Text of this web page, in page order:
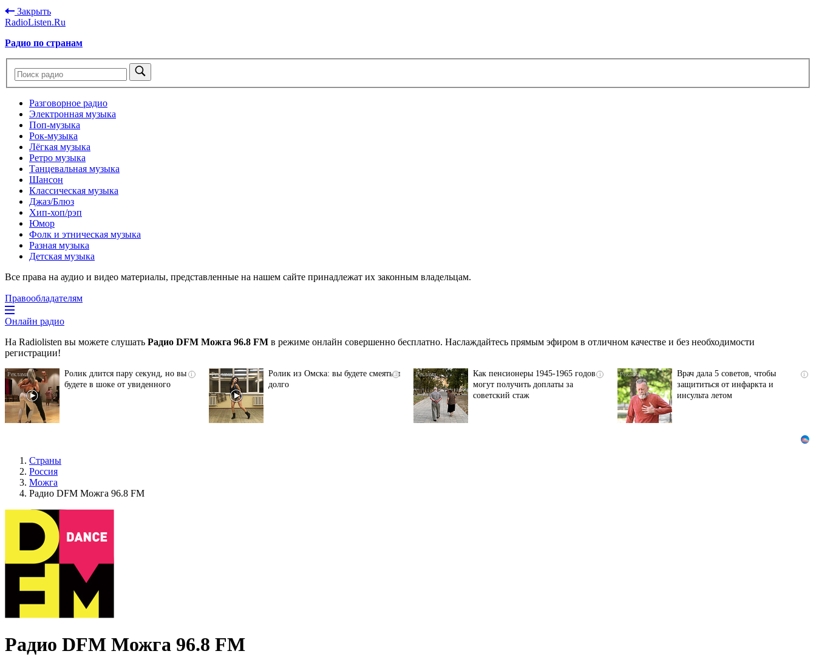
Закрыть
RadioListen.Ru
Радио по странам
Разговорное радио
Электронная музыка
Поп-музыка
Рок-музыка
Лёгкая музыка
Ретро музыка
Танцевальная музыка
Шансон
Классическая музыка
Джаз/Блюз
Хип-хоп/рэп
Юмор
Фолк и этническая музыка
Разная музыка
Детская музыка
Все права на аудио и видео материалы, представленные на нашем сайте принадлежат их законным владельцам.
Правообладателям
Онлайн радио
На Radiolisten вы можете слушать Радио DFM Можга 96.8 FM в режиме онлайн совершенно бесплатно. Наслаждайтесь прямым эфиром в отличном качестве и без необходимости
регистрации!
i
Ролик длится пару секунд, но вы
будете в шоке от увиденного
i
Ролик из Омска: вы будете смеяться
долго
i
Как пенсионеры 1945-1965 годов
могут получить доплаты за
советский стаж
i
Врач дала 5 советов, чтобы
защититься от инфаркта и
инсульта летом
Страны
Россия
Можга
Радио DFM Можга 96.8 FM
Радио DFM Можга 96.8 FM